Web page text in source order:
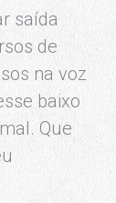
saída
de
na voz
baixo
Que